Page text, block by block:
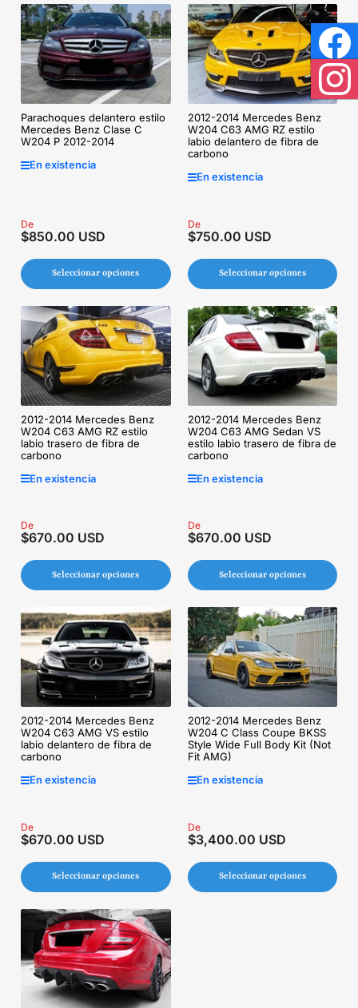
Parachoques delantero estilo
Mercedes Benz Clase C
W204 P 2012-2014
En existencia
Precio
regular
De
$850.00 USD
Seleccionar opciones
2012-2014 Mercedes Benz
W204 C63 AMG RZ estilo
labio delantero de fibra de
carbono
En existencia
Precio
regular
De
$750.00 USD
Seleccionar opciones
2012-2014 Mercedes Benz
W204 C63 AMG RZ estilo
labio trasero de fibra de
carbono
En existencia
Precio
regular
De
$670.00 USD
Seleccionar opciones
2012-2014 Mercedes Benz
W204 C63 AMG Sedan VS
estilo labio trasero de fibra de
carbono
En existencia
Precio
regular
De
$670.00 USD
Seleccionar opciones
2012-2014 Mercedes Benz
W204 C63 AMG VS estilo
labio delantero de fibra de
carbono
En existencia
Precio
regular
De
$670.00 USD
Seleccionar opciones
2012-2014 Mercedes Benz
W204 C Class Coupe BKSS
Style Wide Full Body Kit (Not
Fit AMG)
En existencia
Precio
regular
De
$3,400.00 USD
Seleccionar opciones